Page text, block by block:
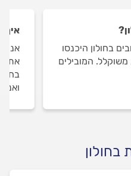
בחולון היכנסו
משוקלל. המובילים
איך
את
בחולון